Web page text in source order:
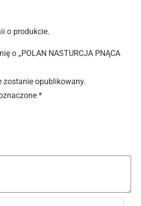
o produkcie.
o „POLAN NASTURCJA PNĄCA
zostanie opublikowany.
*